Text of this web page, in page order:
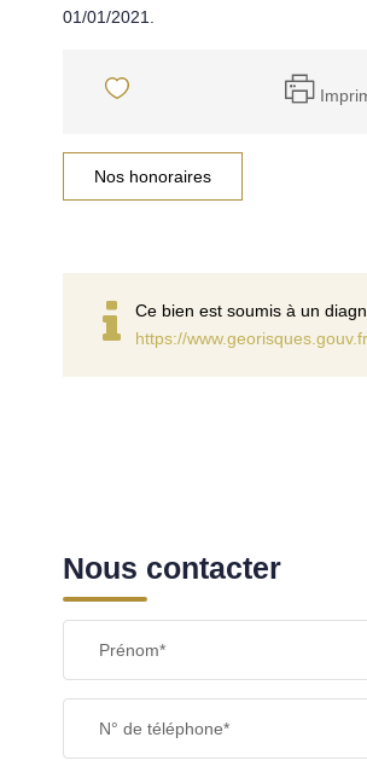
01/01/2021.
Nos honoraires
Ce bien est soumis à un
https://
Nous contacter
Prénom*
N° de téléphone*